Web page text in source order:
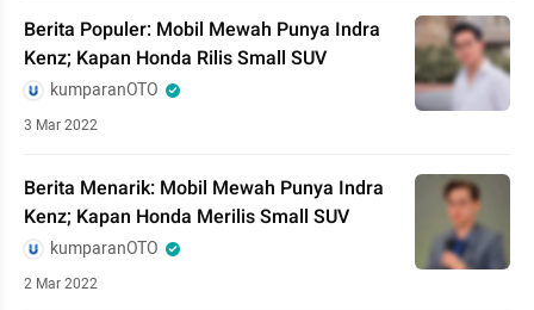
Berita Populer: Mobil Mewah Punya Indra
Kenz; Kapan Honda Rilis Small SUV
kumparanOTO
3 Mar 2022
Berita Menarik: Mobil Mewah Punya Indra
Kenz; Kapan Honda Merilis Small SUV
kumparanOTO
2 Mar 2022